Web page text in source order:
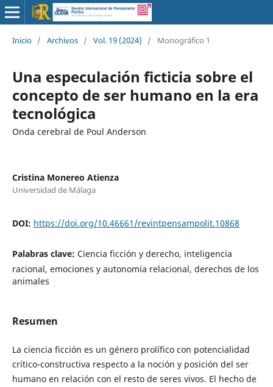
Inicio / Archivos / Vol. 19 (2024) / Monográfico 1
Una especulación ficticia sobre el
concepto de ser humano en la era
tecnológica
Onda cerebral de Poul Anderson
Cristina Monereo Atienza
Universidad de Málaga
DOI: https://doi.org/10.46661/revintpensampolit.10868
Palabras clave: Ciencia ficción y derecho, inteligencia
racional, emociones y autonomía relacional, derechos de los
animales
Resumen
La ciencia ficción es un género prolífico con potencialidad
crítico-constructiva respecto a la noción y posición del ser
humano en relación con el resto de seres vivos. El hecho de